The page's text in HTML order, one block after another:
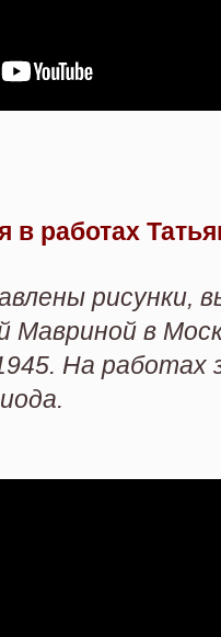
в работах
рисунки,
Мавриной в
На